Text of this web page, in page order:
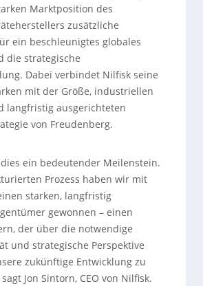
Marktposition des
zusätzliche
ein beschleunigtes globales
die strategische
Dabei verbindet Nilfisk seine
mit der Größe, industriellen
langfristig ausgerichteten
von Freudenberg.
ein bedeutender Meilenstein.
Prozess haben wir mit
starken, langfristig
gewonnen – einen
der über die notwendige
und strategische Perspektive
zukünftige Entwicklung zu
Jon Sintorn, CEO von Nilfisk.